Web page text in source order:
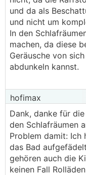
und da als
und nicht um
In den
machen, da diese
Geräusche von
abdunkeln kannst.
hofimax
Dank, danke für
den Schlafräumen
Problem damit: Ich
das Bad
gehören auch die
keinen Fall